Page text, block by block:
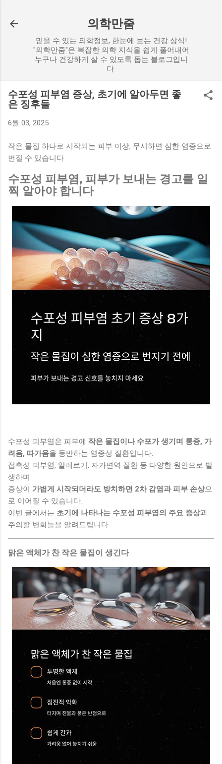
의학만줌
믿을 수 있는 의학정보, 한눈에 보는 건강 상식!
"의학만줌"은 복잡한 의학 지식을 쉽게 풀어내어
누구나 건강하게 살 수 있도록 돕는 블로그입니
다.
수포성 피부염 증상, 초기에 알아두면 좋
은 징후들
6월 03, 2025
작은 물집 하나로 시작되는 피부 이상, 무시하면 심한 염증으로
번질 수 있습니다
수포성 피부염, 피부가 보내는 경고를 일
찍 알아야 합니다
수포성 피부염은 피부에 작은 물집이나 수포가 생기며 통증, 가
려움, 따가움을 동반하는 염증성 질환입니다.
접촉성 피부염, 알레르기, 자가면역 질환 등 다양한 원인으로 발
생하며
증상이 가볍게 시작되더라도 방치하면 2차 감염과 피부 손상으
로 이어질 수 있습니다.
이번 글에서는 초기에 나타나는 수포성 피부염의 주요 증상과
주의할 변화들을 알려드립니다.
맑은 액체가 찬 작은 물집이 생긴다